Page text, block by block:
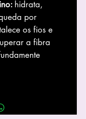
hidrata,
por
os fios e
a fibra